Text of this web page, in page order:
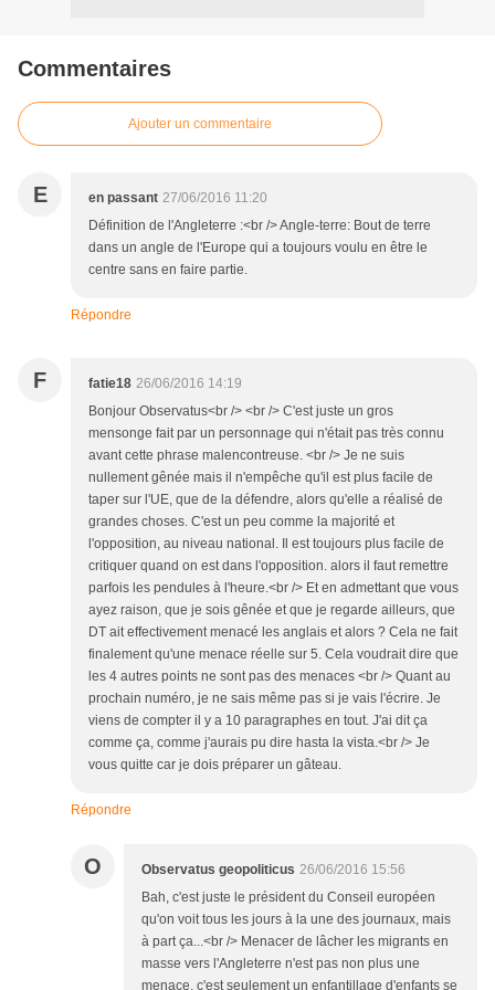
Commentaires
Ajouter un commentaire
E en passant 27/06/2016 11:20
Définition de l'Angleterre :<br /> Angle-terre: Bout de terre
dans un angle de l'Europe qui a toujours voulu en être le
centre sans en faire partie.
Répondre
F fatie18 26/06/2016 14:19
Bonjour Observatus<br /> <br /> C'est juste un gros
mensonge fait par un personnage qui n'était pas très connu
avant cette phrase malencontreuse. <br /> Je ne suis
nullement gênée mais il n'empêche qu'il est plus facile de
taper sur l'UE, que de la défendre, alors qu'elle a réalisé de
grandes choses. C'est un peu comme la majorité et
l'opposition, au niveau national. Il est toujours plus facile de
critiquer quand on est dans l'opposition. alors il faut remettre
parfois les pendules à l'heure.<br /> Et en admettant que vous
ayez raison, que je sois gênée et que je regarde ailleurs, que
DT ait effectivement menacé les anglais et alors ? Cela ne fait
finalement qu'une menace réelle sur 5. Cela voudrait dire que
les 4 autres points ne sont pas des menaces <br /> Quant au
prochain numéro, je ne sais même pas si je vais l'écrire. Je
viens de compter il y a 10 paragraphes en tout. J'ai dit ça
comme ça, comme j'aurais pu dire hasta la vista.<br /> Je
vous quitte car je dois préparer un gâteau.
Répondre
O Observatus geopoliticus 26/06/2016 15:56
Bah, c'est juste le président du Conseil européen
qu'on voit tous les jours à la une des journaux, mais
à part ça...<br /> Menacer de lâcher les migrants en
masse vers l'Angleterre n'est pas non plus une
menace, c'est seulement un enfantillage d'enfants se